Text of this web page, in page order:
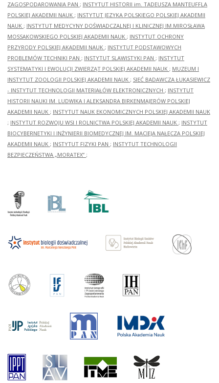
ZAGOSPODAROWANIA PAN ; INSTYTUT HISTORII im. TADEUSZA MANTEUFFLA
POLSKIEJ AKADEMII NAUK ; INSTYTUT JĘZYKA POLSKIEGO POLSKIEJ AKADEMII
NAUK ; INSTYTUT MEDYCYNY DOŚWIADCZALNEJ I KLINICZNEJ IM.MIROSŁAWA
MOSSAKOWSKIEGO POLSKIEJ AKADEMII NAUK ; INSTYTUT OCHRONY
PRZYRODY POLSKIEJ AKADEMII NAUK ; INSTYTUT PODSTAWOWYCH
PROBLEMÓW TECHNIKI PAN ; INSTYTUT SLAWISTYKI PAN ; INSTYTUT
SYSTEMATYKI I EWOLUCJI ZWIERZĄT POLSKIEJ AKADEMII NAUK ; MUZEUM I
INSTYTUT ZOOLOGII POLSKIEJ AKADEMII NAUK ; SIEĆ BADAWCZA ŁUKASIEWICZ
- INSTYTUT TECHNOLOGII MATERIAŁÓW ELEKTRONICZNYCH ; INSTYTUT
HISTORII NAUKI IM. LUDWIKA I ALEKSANDRA BIRKENMAJERÓW POLSKIEJ
AKADEMII NAUK ; INSTYTUT NAUK EKONOMICZNYCH POLSKIEJ AKADEMII NAUK
; INSTYTUT ROZWOJU WSI I ROLNICTWA POLSKIEJ AKADEMII NAUK ; INSTYTUT
BIOCYBERNETYKI I INŻYNIERII BIOMEDYCZNEJ IM. MACIEJA NAŁĘCZA POLSKIEJ
AKADEMII NAUK ; INSTYTUT FIZYKI PAN ; INSTYTUT TECHNOLOGII
BEZPIECZEŃSTWA „MORATEX” ;